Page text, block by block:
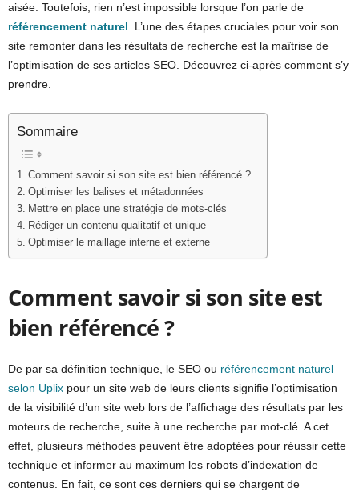
aisée. Toutefois, rien n’est impossible lorsque l’on parle de
référencement naturel. L’une des étapes cruciales pour voir son
site remonter dans les résultats de recherche est la maîtrise de
l’optimisation de ses articles SEO. Découvrez ci-après comment s’y
prendre.
Sommaire
Comment savoir si son site est bien référencé ?
Optimiser les balises et métadonnées
Mettre en place une stratégie de mots-clés
Rédiger un contenu qualitatif et unique
Optimiser le maillage interne et externe
Comment savoir si son site est
bien référencé ?
De par sa définition technique, le SEO ou référencement naturel
selon Uplix pour un site web de leurs clients signifie l’optimisation
de la visibilité d’un site web lors de l’affichage des résultats par les
moteurs de recherche, suite à une recherche par mot-clé. A cet
effet, plusieurs méthodes peuvent être adoptées pour réussir cette
technique et informer au maximum les robots d’indexation de
contenus. En fait, ce sont ces derniers qui se chargent de